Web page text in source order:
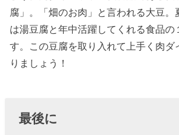
腐」。「畑のお肉」と言われる大豆。
は湯豆腐と年中活躍してくれる食品の
す。この豆腐を取り入れて上手く肉ダ
りましょう！
最後に